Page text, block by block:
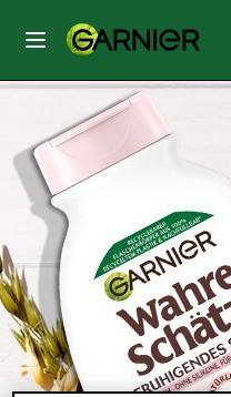
MENU
GESICHTSPFLEGE
HAARPFLEGE
HAARFARBE
SONNENSCHUTZ